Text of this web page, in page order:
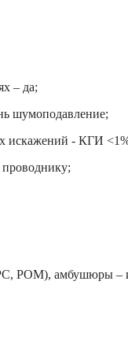
– да;
шумоподавление;
искажений - КГИ
проводнику;
POM), амбушюры –